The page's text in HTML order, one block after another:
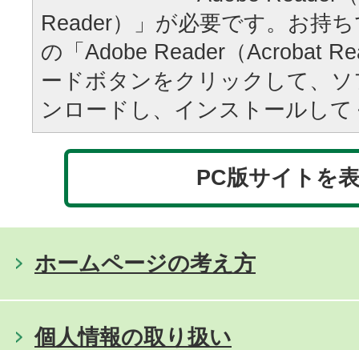
Reader）」が必要です。お持
の「Adobe Reader（Acrobat
ードボタンをクリックして、
ンロードし、インストールし
PC版サイトを
ホームページの考え方
個人情報の取り扱い